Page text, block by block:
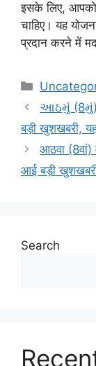
इसके लिए,
चाहिए। यह
प्रदान करने में
આઠમું (8મું)
बड़ी खुशखबरी,
आठवा
आई बड़ी
Search